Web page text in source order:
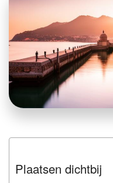
Plaatsen dichtbij